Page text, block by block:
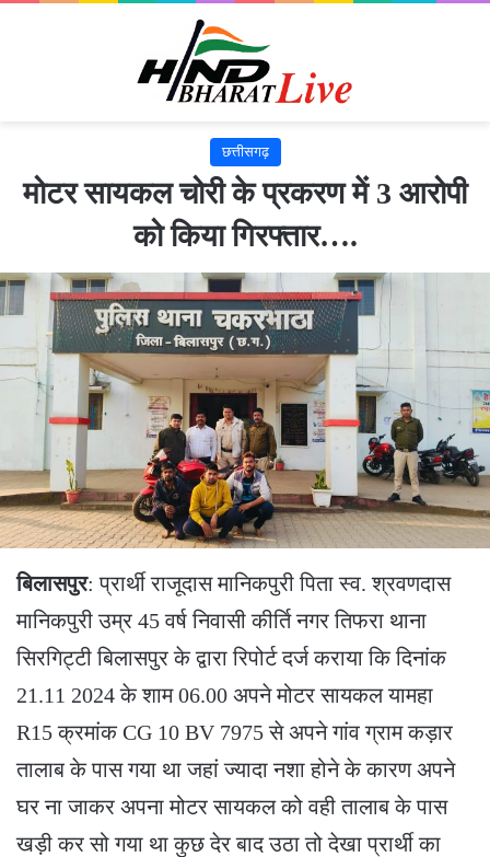
छत्तीसगढ़
मोटर सायकल चोरी के प्रकरण में 3 आरोपी
को किया गिरफ्तार….
बिलासपुर: प्रार्थी राजूदास मानिकपुरी पिता स्व. श्रवणदास
मानिकपुरी उम्र 45 वर्ष निवासी कीर्ति नगर तिफरा थाना
सिरगिट्टी बिलासपुर के द्वारा रिपोर्ट दर्ज कराया कि दिनांक
21.11 2024 के शाम 06.00 अपने मोटर सायकल यामहा
R15 क्रमांक CG 10 BV 7975 से अपने गांव ग्राम कड़ार
तालाब के पास गया था जहां ज्यादा नशा होने के कारण अपने
घर ना जाकर अपना मोटर सायकल को वही तालाब के पास
खड़ी कर सो गया था कुछ देर बाद उठा तो देखा प्रार्थी का